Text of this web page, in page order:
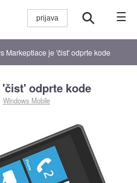
☰
Markeptlace je 'čist' odprte kode
odprte kode
Windows Mobile